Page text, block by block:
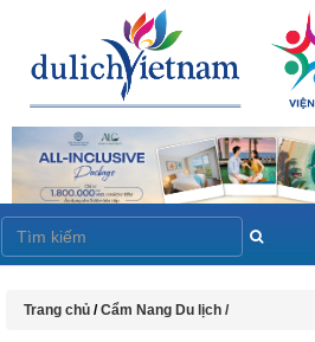
Trang chủ /Cẩm Nang Du lịch /